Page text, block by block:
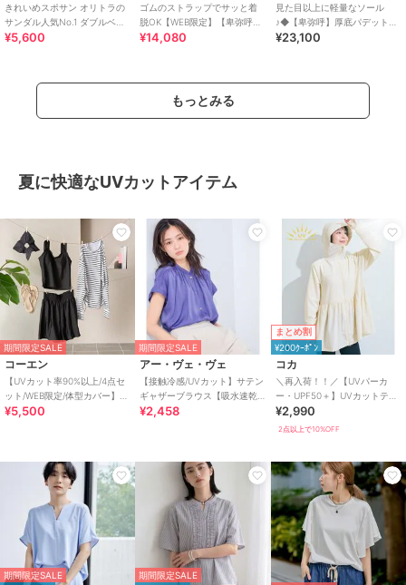
きれいめスポサン オリトラの
サンダル人気No.1 ダブルベル
ト スポーツサンダル /42207
¥5,600
ゴムのストラップでサッと着
脱OK【WEB限定】【卑弥呼
26SS】ゴムストラップサンダ
¥14,080
見た目以上に軽量なソール
♪◆【卑弥呼】厚底パデットサ
ンダル/661201
¥23,100
もっとみる
夏に快適なUVカットアイテム
期間限定SALE
コーエン
【UVカット率90%以上/4点セ
ット/WEB限定/体型カバー】シ
ュシュ付きアソートスイムウ
¥5,500
期間限定SALE
アー・ヴェ・ヴェ
【接触冷感/UVカット】サテン
ギャザーブラウス【吸水速乾/
イージーケア】
¥2,458
まとめ割
¥200ｸｰﾎﾟﾝ
コカ
＼再入荷！！／【UVパーカ
ー・UPF50＋】UVカットティ
アードパーカー 全4色
¥2,990
2点以上で10%OFF
期間限定SALE
期間限定SALE